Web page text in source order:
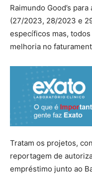
Raimundo Good’s
(27/2023, 28/2023 e
específicos mas,
melhoria no
Tratam os projetos,
reportagem de
empréstimo junto ao